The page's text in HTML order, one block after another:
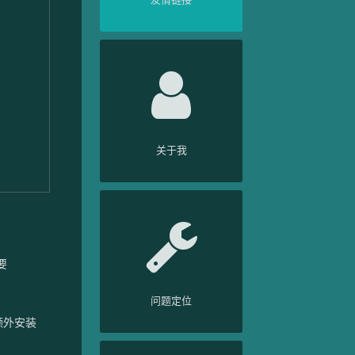
外安装
关于我
问题定位